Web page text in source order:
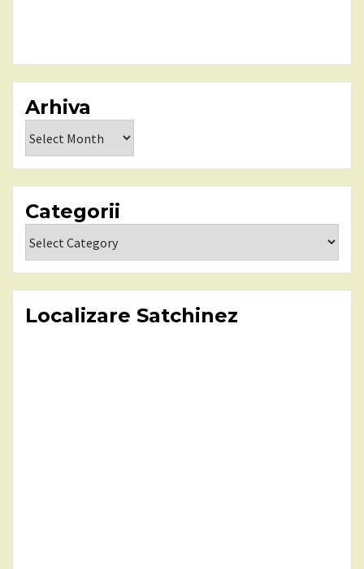
Arhiva
Categorii
Localizare Satchinez